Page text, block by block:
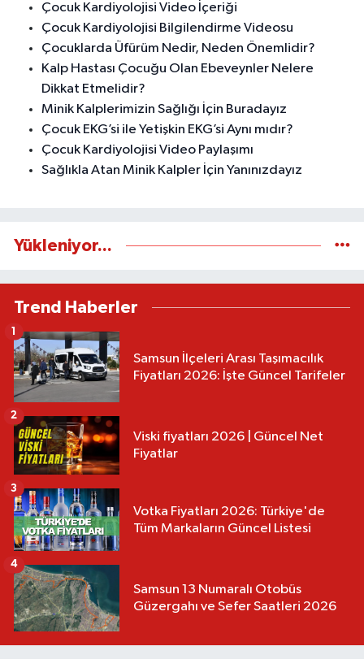
Çocuk Kardiyolojisi Video İçeriği
Çocuk Kardiyolojisi Bilgilendirme Videosu
Çocuklarda Üfürüm Nedir, Neden Önemlidir?
Kalp Hastası Çocuğu Olan Ebeveynler Nelere
Dikkat Etmelidir?
Minik Kalplerimizin Sağlığı İçin Buradayız
Çocuk EKG’si ile Yetişkin EKG’si Aynı mıdır?
Çocuk Kardiyolojisi Video Paylaşımı
Sağlıkla Atan Minik Kalpler İçin Yanınızdayız
Yükleniyor...
Trend Haberler
Samsun İlçeleri Arası Taşımacılık
Fiyatları 2026: İşte Güncel Tarifeler
1
Viski fiyatları 2026 | Güncel Net
Fiyatlar
2
Votka Fiyatları 2026: Türkiye'de
Tüm Markaların Güncel Listesi
3
Samsun 13 Numaralı Otobüs
Güzergahı ve Sefer Saatleri 2026
4